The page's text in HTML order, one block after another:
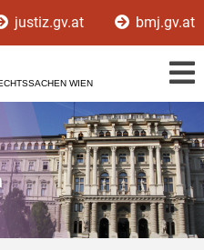
justiz.gv.at bmj.gv.at
WIEN